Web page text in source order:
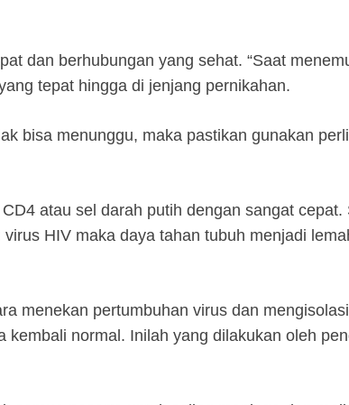
dan berhubungan yang sehat. “Saat
tepat hingga di jenjang pernikahan.
bisa menunggu, maka pastikan gunakan
atau sel darah putih dengan sangat cepat.
HIV maka daya tahan tubuh menjadi
menekan pertumbuhan virus dan
kembali normal. Inilah yang dilakukan oleh